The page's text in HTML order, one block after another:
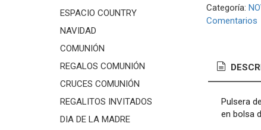
ESPACIO COUNTRY
NAVIDAD
COMUNIÓN
REGALOS COMUNIÓN
CRUCES COMUNIÓN
REGALITOS INVITADOS
DIA DE LA MADRE
Categoría:
Comentarios
Pulsera
en bolsa